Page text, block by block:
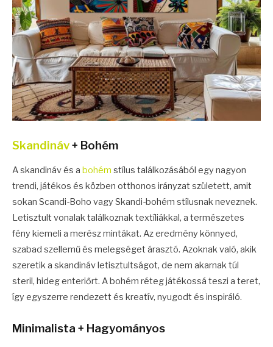
Skandináv+ Bohém
A skandináv és a bohém stílus találkozásából egy nagyon
trendi, játékos és közben otthonos irányzat született, amit
sokan Scandi-Boho vagy Skandi-bohém stílusnak neveznek.
Letisztult vonalak találkoznak textíliákkal, a természetes
fény kiemeli a merész mintákat. Az eredmény könnyed,
szabad szellemű és melegséget árasztó. Azoknak való, akik
szeretik a skandináv letisztultságot, de nem akarnak túl
steril, hideg enteriőrt. A bohém réteg játékossá teszi a teret,
így egyszerre rendezett és kreatív, nyugodt és inspiráló.
Minimalista + Hagyományos